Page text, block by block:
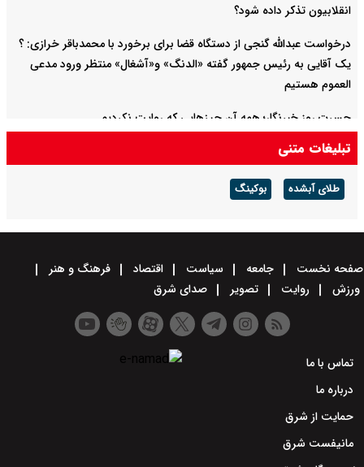
انقلابیون تذکر داده شود؟
درخواست عبدالله گنجی از دستگاه قضا برای برخورد با محمدباقر خرازی: ؟
یک آقایی به رئیس جمهور گفته «الدنگ» و«آشغال» منتظر ورود مدعی
العموم هستیم
حسرت روز خبرنگار؛ همه آن چیزهایی که روایت نکردیم
از ادعای کذب تا دعوت به سرنگونی دولت
تبلیغات متنی
طلای آبشده بوکینگ
صفحه نخست جامعه سیاست اقتصاد
فرهنگ و هنر
ورزش
روایت تصویر صدای شرق
تماس با ما
درباره ما
حمایت از شرق
مانیفست شرق